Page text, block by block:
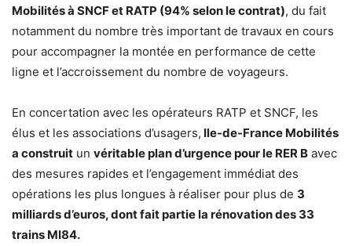
Mobilités à SNCF et RATP (94% selon le contrat), du fait
notamment du nombre très important de travaux en cours
pour accompagner la montée en performance de cette
ligne et l’accroissement du nombre de voyageurs.
En concertation avec les opérateurs RATP et SNCF, les
élus et les associations d’usagers, Ile-de-France Mobilités
a construit un véritable plan d’urgence pour le RER B avec
des mesures rapides et l’engagement immédiat des
opérations les plus longues à réaliser pour plus de 3
milliards d’euros, dont fait partie la rénovation des 33
trains MI84.